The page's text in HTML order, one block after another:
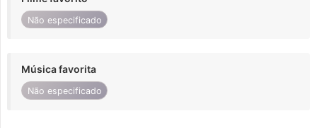
Não especificado
Música favorita
Não especificado